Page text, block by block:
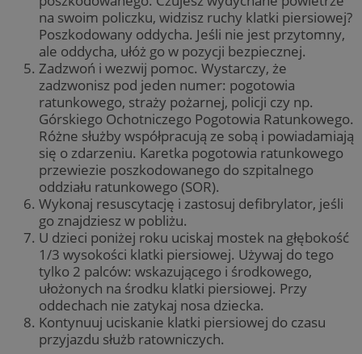
na swoim policzku, widzisz ruchy klatki piersiowej?
Poszkodowany oddycha. Jeśli nie jest przytomny,
ale oddycha, ułóż go w pozycji bezpiecznej.
Zadzwoń i wezwij pomoc. Wystarczy, że
zadzwonisz pod jeden numer: pogotowia
ratunkowego, straży pożarnej, policji czy np.
Górskiego Ochotniczego Pogotowia Ratunkowego.
Różne służby współpracują ze sobą i powiadamiają
się o zdarzeniu. Karetka pogotowia ratunkowego
przewiezie poszkodowanego do szpitalnego
oddziału ratunkowego (SOR).
Wykonaj resuscytację i zastosuj defibrylator, jeśli
go znajdziesz w pobliżu.
U dzieci poniżej roku uciskaj mostek na głębokość
1/3 wysokości klatki piersiowej. Używaj do tego
tylko 2 palców: wskazującego i środkowego,
ułożonych na środku klatki piersiowej. Przy
oddechach nie zatykaj nosa dziecka.
Kontynuuj uciskanie klatki piersiowej do czasu
przyjazdu służb ratowniczych.